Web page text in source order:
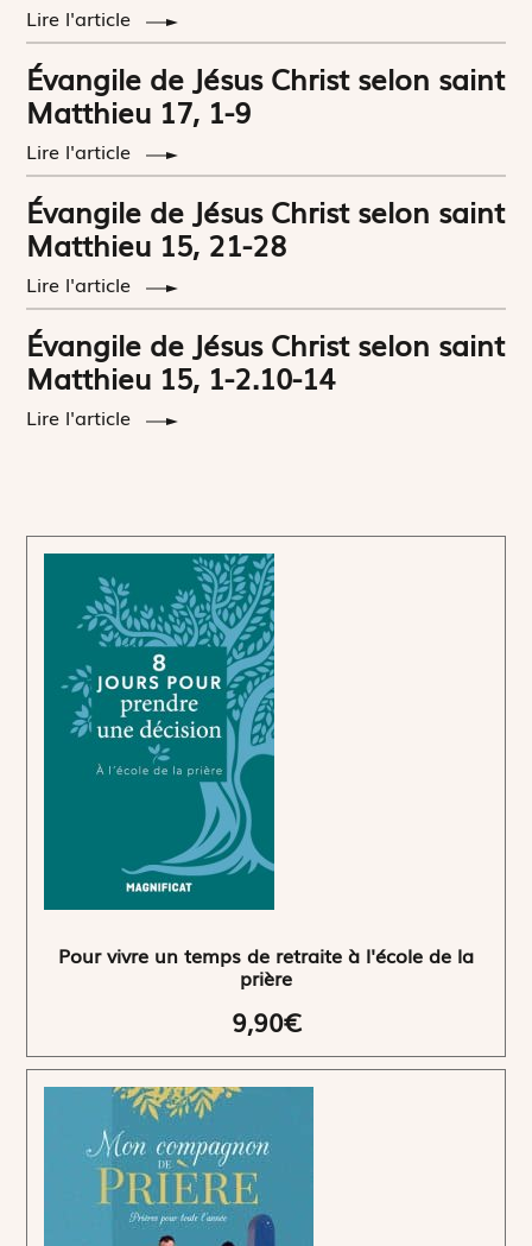
Lire l'article
Évangile de Jésus Christ selon saint
Matthieu 17, 1-9
Lire l'article
Évangile de Jésus Christ selon saint
Matthieu 15, 21-28
Lire l'article
Évangile de Jésus Christ selon saint
Matthieu 15, 1-2.10-14
Lire l'article
Pour vivre un temps de retraite à l'école de la
prière
9,90€